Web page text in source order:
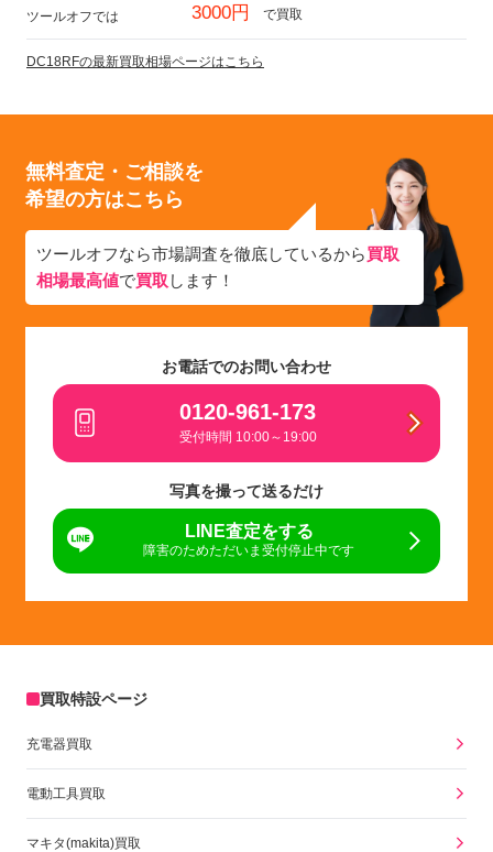
ツールオフでは 3000円 で買取
DC18RFの最新買取相場ページはこちら
無料査定・ご相談を
希望の方はこちら
ツールオフなら市場調査を徹底しているから買取
相場最高値で買取 します！
お電話でのお問い合わせ
0120-961-173
受付時間 10:00～19:00
写真を撮って送るだけ
LINE査定をする
障害のためただいま受付停止中です
買取特設ページ
充電器買取
電動工具買取
マキタ(makita)買取